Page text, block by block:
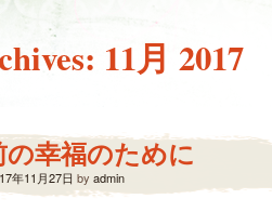
11月 2017
の幸福のために
年11月27日 by admin